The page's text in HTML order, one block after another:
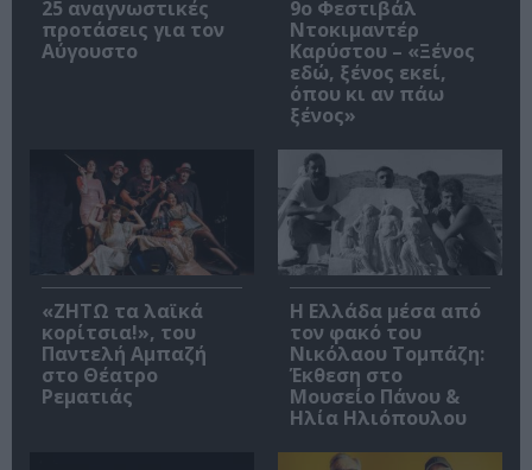
25 αναγνωστικές
προτάσεις για τον
Αύγουστο
9ο Φεστιβάλ
Ντοκιμαντέρ
Καρύστου – «Ξένος
εδώ, ξένος εκεί,
όπου κι αν πάω
ξένος»
«ΖΗΤΩ τα λαϊκά
κορίτσια!», του
Παντελή Αμπαζή
στο Θέατρο
Ρεματιάς
Η Ελλάδα μέσα από
τον φακό του
Νικόλαου Τομπάζη:
Έκθεση στο
Μουσείο Πάνου &
Ηλία Ηλιόπουλου